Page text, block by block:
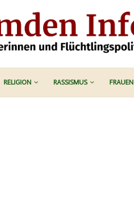
RELIGION RASSISMUS FRAUEN